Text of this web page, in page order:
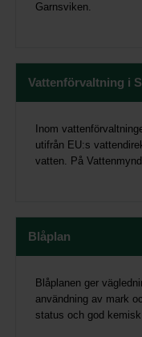
Garnsviken.
Vattenförvaltning i
Inom
utifrån EU:s
vatten. På
Blåplan
Blåplanen ger
användning av mark
status och god